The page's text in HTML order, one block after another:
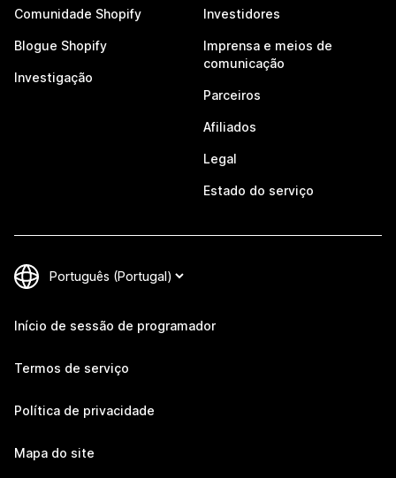
Comunidade Shopify
Blogue Shopify
Investigação
Investidores
Imprensa e meios de
comunicação
Parceiros
Afiliados
Legal
Estado do serviço
Início de sessão de programador
Termos de serviço
Política de privacidade
Mapa do site